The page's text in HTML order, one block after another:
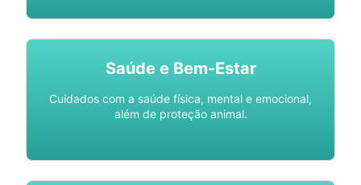
Saúde e Bem-Estar
Cuidados com a saúde física, mental e emocional,
além de proteção animal.